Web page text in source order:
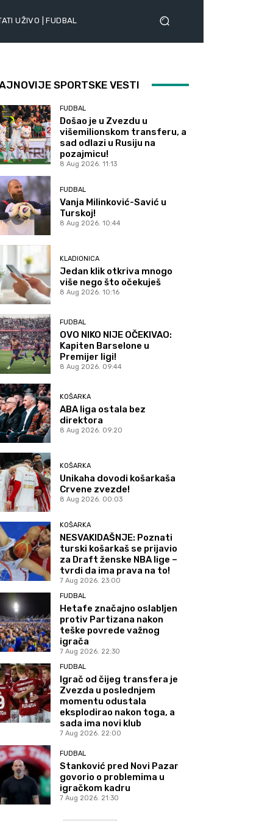
UŽIVO | FUDBAL
SPORTSKE VESTI
FUDBAL
Došao je u Zvezdu u
višemilionskom transferu, a
sad odlazi u Rusiju na
pozajmicu!
8 Aug 2026. 11:13
FUDBAL
Vanja Milinković-Savić u
Turskoj!
8 Aug 2026. 10:44
KLADIONICA
Jedan klik otkriva mnogo
više nego što očekuješ
8 Aug 2026. 10:16
FUDBAL
OVO NIKO NIJE OČEKIVAO:
Kapiten Barselone u
Premijer ligi!
8 Aug 2026. 09:44
KOŠARKA
ABA liga ostala bez
direktora
8 Aug 2026. 09:20
KOŠARKA
Unikaha dovodi košarkaša
Crvene zvezde!
8 Aug 2026. 00:03
KOŠARKA
NESVAKIDAŠNJE: Poznati
turski košarkaš se prijavio
za Draft ženske NBA lige –
tvrdi da ima prava na to!
7 Aug 2026. 23:00
FUDBAL
Hetafe značajno oslabljen
protiv Partizana nakon
teške povrede važnog
igrača
7 Aug 2026. 22:30
FUDBAL
Igrač od čijeg transfera je
Zvezda u poslednjem
momentu odustala
eksplodirao nakon toga, a
sada ima novi klub
7 Aug 2026. 22:00
FUDBAL
Stanković pred Novi Pazar
govorio o problemima u
igračkom kadru
7 Aug 2026. 21:30